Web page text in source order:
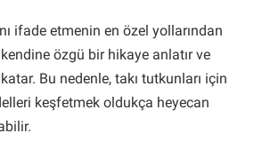
ifade etmenin en özel yollarından
özgü bir hikaye anlatır ve
Bu nedenle, takı tutkunları için
keşfetmek oldukça heyecan